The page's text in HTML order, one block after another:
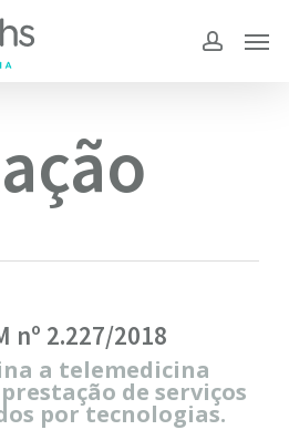
nº 2.227/2018
a telemedicina
de serviços
por tecnologias.